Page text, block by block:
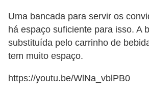
Uma bancada para servir os
há espaço suficiente para isso. A
substituída pelo carrinho de
tem muito espaço.
https://youtu.be/WlNa_vblPB0